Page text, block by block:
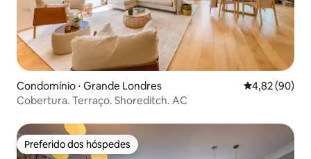
Condomínio ⋅ Grande Londres 4,82 de uma
4,82 (90)
Cobertura. Terraço. Shoreditch. AC
Preferido dos hóspedes
Preferido dos hóspedes